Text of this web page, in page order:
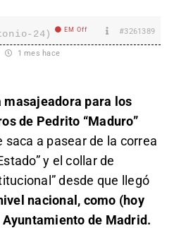
24) EM Off #3261389
1 mes hace
masajeadora para los
de Pedrito “Maduro”
saca a pasear de la correa
y el collar de
desde que llegó
nacional, como (hoy
de Madrid.